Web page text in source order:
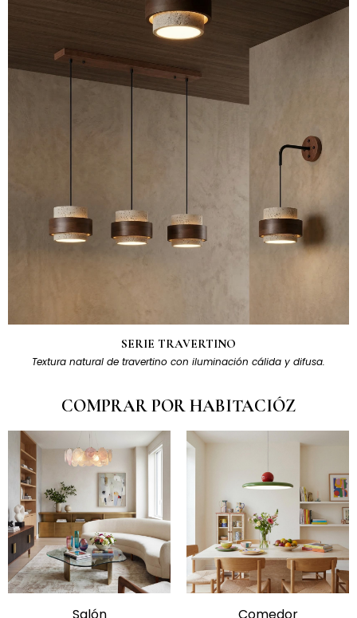
SERIE TRAVERTINO
Textura natural de travertino con iluminación cálida y difusa.
COMPRAR POR HABITACIÓZ